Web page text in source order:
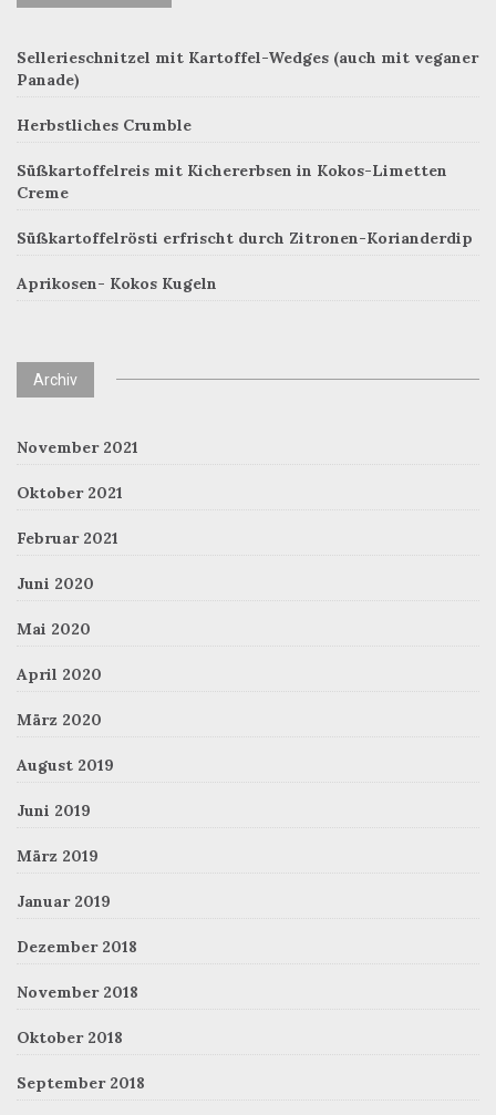
Sellerieschnitzel mit Kartoffel-Wedges (auch mit veganer
Panade)
Herbstliches Crumble
Süßkartoffelreis mit Kichererbsen in Kokos-Limetten
Creme
Süßkartoffelrösti erfrischt durch Zitronen-Korianderdip
Aprikosen- Kokos Kugeln
Archiv
November 2021
Oktober 2021
Februar 2021
Juni 2020
Mai 2020
April 2020
März 2020
August 2019
Juni 2019
März 2019
Januar 2019
Dezember 2018
November 2018
Oktober 2018
September 2018